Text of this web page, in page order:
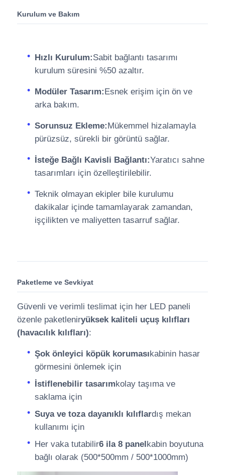
Kurulum ve Bakım
Hızlı Kurulum:Sabit bağlantı tasarımı
kurulum süresini %50 azaltır.
Modüler Tasarım:Esnek erişim için ön ve
arka bakım.
Sorunsuz Ekleme:Mükemmel hizalamayla
pürüzsüz, sürekli bir görüntü sağlar.
İsteğe Bağlı Kavisli Bağlantı:Yaratıcı sahne
tasarımları için özelleştirilebilir.
Teknik olmayan ekipler bile kurulumu
dakikalar içinde tamamlayarak zamandan,
işçilikten ve maliyetten tasarruf sağlar.
Paketleme ve Sevkiyat
Güvenli ve verimli teslimat için her LED paneli
özenle paketleniryüksek kaliteli uçuş kılıfları
(havacılık kılıfları):
Şok önleyici köpük korumasıkabinin hasar
görmesini önlemek için
İstiflenebilir tasarımkolay taşıma ve
saklama için
Suya ve toza dayanıklı kılıflardış mekan
kullanımı için
Her vaka tutabilir6 ila 8 panelkabin boyutuna
bağlı olarak (500*500mm / 500*1000mm)